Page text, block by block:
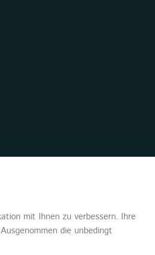
mit Ihnen zu verbessern. Ihre
die unbedingt